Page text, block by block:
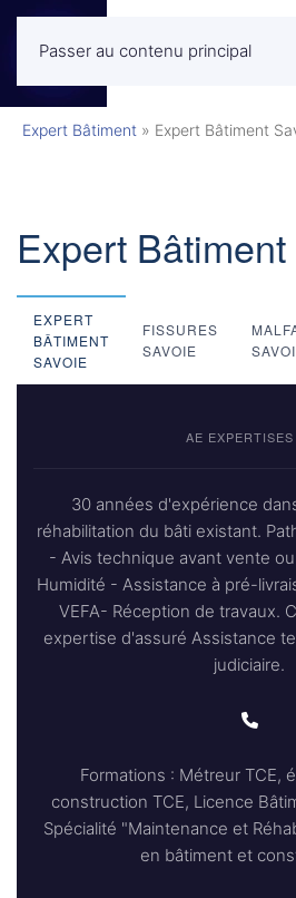
Passer au contenu principalMENU
Expert Bâtiment » Expert Bâtiment
Expert
EXPERT
BÂTIMENT
SAVOIE
FISSURES
SAVOIE
AE
30 années d'expérience
réhabilitation du bâti existant.
- Avis technique avant vente
Humidité - Assistance à pré-
VEFA- Réception de travaux.
expertise d'assuré Assistance
judiciaire.
Formations : Métreur TCE,
construction TCE, Licence
Spécialité "Maintenance et
en bâtiment et